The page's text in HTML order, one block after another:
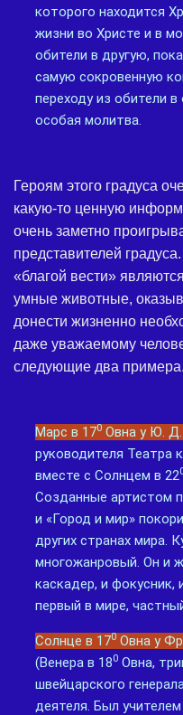
которого находится
жизни во Христе и в
обители в другую,
самую сокровенную
переходу из обители
особая молитва.
Героям этого градуса
какую-то ценную
очень заметно
представителей
«благой вести»
умные животные,
донести жизненно
даже уважаемому
следующие два примера.
Марс в 170 Овна у Ю. Д.
руководителя Театра
вместе с Солнцем в 22
Созданные артистом
и «Город и мир»
других странах мира.
многожанровый. Он и
каскадер, и
первый в мире,
Солнце в 170 Овна у
(Венера в 180 Овна,
швейцарского
деятеля. Был